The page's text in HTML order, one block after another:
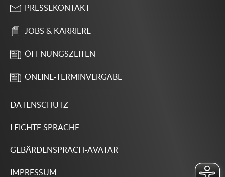
PRESSEKONTAKT
JOBS & KARRIERE
ÖFFNUNGSZEITEN
ONLINE-TERMINVERGABE
DATENSCHUTZ
LEICHTE SPRACHE
GEBÄRDENSPRACH-AVATAR
IMPRESSUM